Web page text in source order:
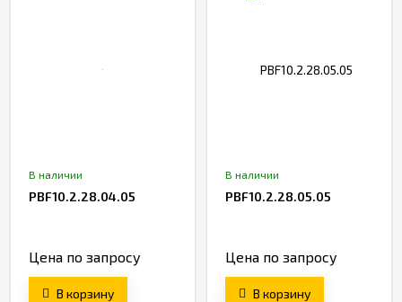
В наличии
PBF10.2.28.04.05
Цена по запросу
В корзину
В наличии
PBF10.2.28.05.05
Цена по запросу
В корзину